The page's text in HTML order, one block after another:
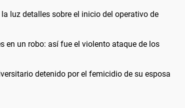
luz detalles sobre el inicio del operativo de
en un robo: así fue el violento ataque de los
detenido por el femicidio de su esposa